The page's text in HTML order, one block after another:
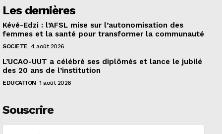
Les dernières
Kévé-Edzi : l’AFSL mise sur l’autonomisation des
femmes et la santé pour transformer la communauté
SOCIETE 4 août 2026
L’UCAO-UUT a célébré ses diplômés et lance le jubilé
des 20 ans de l’institution
EDUCATION 1 août 2026
Souscrire